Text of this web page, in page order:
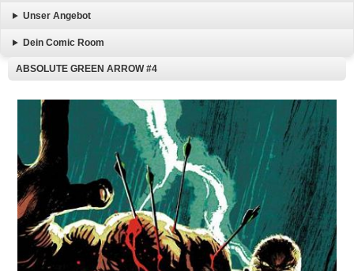
Unser Angebot
Dein Comic Room
ABSOLUTE GREEN ARROW #4